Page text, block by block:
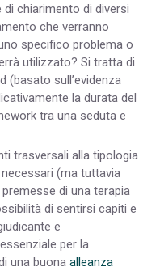
chiarimento di diversi
che verranno
specifico problema o
utilizzato? Si tratta di
(basato sull’evidenza
la durata del
tra una seduta e
trasversali alla tipologia
(ma tuttavia
di una terapia
di sentirsi capiti e
e
per la
una buona alleanza